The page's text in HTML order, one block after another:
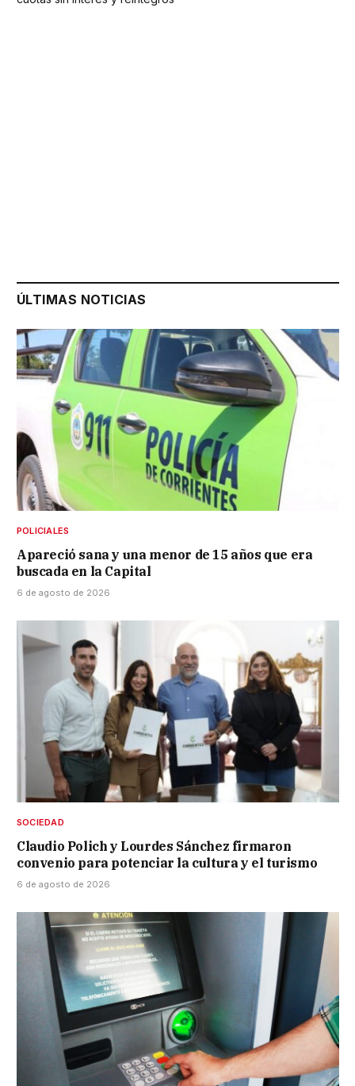
ÚLTIMAS NOTICIAS
POLICIALES
Apareció sana y una menor de 15 años que era
buscada en la Capital
6 de agosto de 2026
SOCIEDAD
Claudio Polich y Lourdes Sánchez firmaron
convenio para potenciar la cultura y el turismo
6 de agosto de 2026